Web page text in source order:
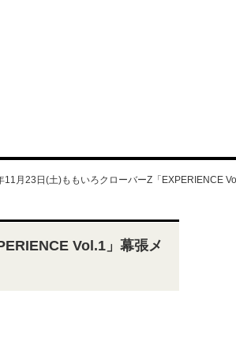
11月23日(土)ももいろクローバーZ「EXPERIENCE
Vol.1」幕張メ